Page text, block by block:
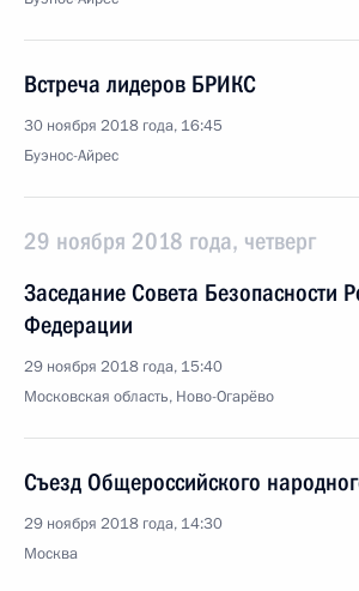
Встреча лидеров БРИКС
30 ноября 2018 года, 16:45
Буэнос-Айрес
29 ноября 2018 года, четверг
Заседание Совета Безопасности
Федерации
29 ноября 2018 года, 15:40
Московская область, Ново-Огарёво
Съезд Общероссийского
29 ноября 2018 года, 14:30
Москва